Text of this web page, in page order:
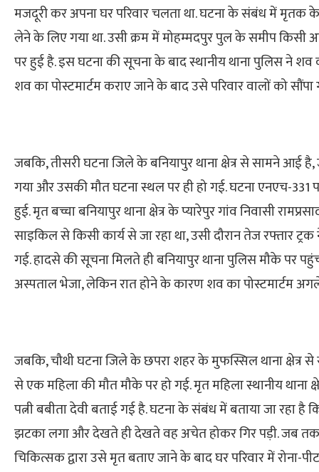
मजदूरी कर अपना घर परिवार चलता था. घटना के संबंध में मृतक के
लेने के लिए गया था. उसी क्रम में मोहम्मदपुर पुल के समीप किसी
पर हुई है. इस घटना की सूचना के बाद स्थानीय थाना पुलिस ने शव
शव का पोस्टमार्टम कराए जाने के बाद उसे परिवार वालों को सौंपा
जबकि, तीसरी घटना जिले के बनियापुर थाना क्षेत्र से सामने आई
गया और उसकी मौत घटना स्थल पर ही हो गई. घटना एनएच-
हुई. मृत बच्चा बनियापुर थाना क्षेत्र के प्यारेपुर गांव निवासी
साइकिल से किसी कार्य से जा रहा था, उसी दौरान तेज रफ्तार
गई. हादसे की सूचना मिलते ही बनियापुर थाना पुलिस मौके पर
अस्पताल भेजा, लेकिन रात होने के कारण शव का पोस्टमार्टम
जबकि, चौथी घटना जिले के छपरा शहर के मुफस्सिल थाना
से एक महिला की मौत मौके पर हो गई. मृत महिला स्थानीय थाना
पत्नी बबीता देवी बताई गई है. घटना के संबंध में बताया जा रहा
झटका लगा और देखते ही देखते वह अचेत होकर गिर पड़ी. जब
चिकित्सक द्वारा उसे मृत बताए जाने के बाद घर परिवार में रोना-